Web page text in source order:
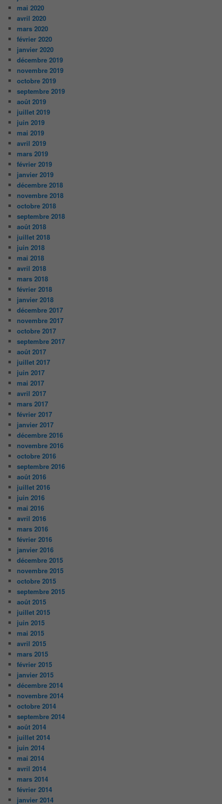
mai 2020
avril 2020
mars 2020
février 2020
janvier 2020
décembre 2019
novembre 2019
octobre 2019
septembre 2019
août 2019
juillet 2019
juin 2019
mai 2019
avril 2019
mars 2019
février 2019
janvier 2019
décembre 2018
novembre 2018
octobre 2018
septembre 2018
août 2018
juillet 2018
juin 2018
mai 2018
avril 2018
mars 2018
février 2018
janvier 2018
décembre 2017
novembre 2017
octobre 2017
septembre 2017
août 2017
juillet 2017
juin 2017
mai 2017
avril 2017
mars 2017
février 2017
janvier 2017
décembre 2016
novembre 2016
octobre 2016
septembre 2016
août 2016
juillet 2016
juin 2016
mai 2016
avril 2016
mars 2016
février 2016
janvier 2016
décembre 2015
novembre 2015
octobre 2015
septembre 2015
août 2015
juillet 2015
juin 2015
mai 2015
avril 2015
mars 2015
février 2015
janvier 2015
décembre 2014
novembre 2014
octobre 2014
septembre 2014
août 2014
juillet 2014
juin 2014
mai 2014
avril 2014
mars 2014
février 2014
janvier 2014